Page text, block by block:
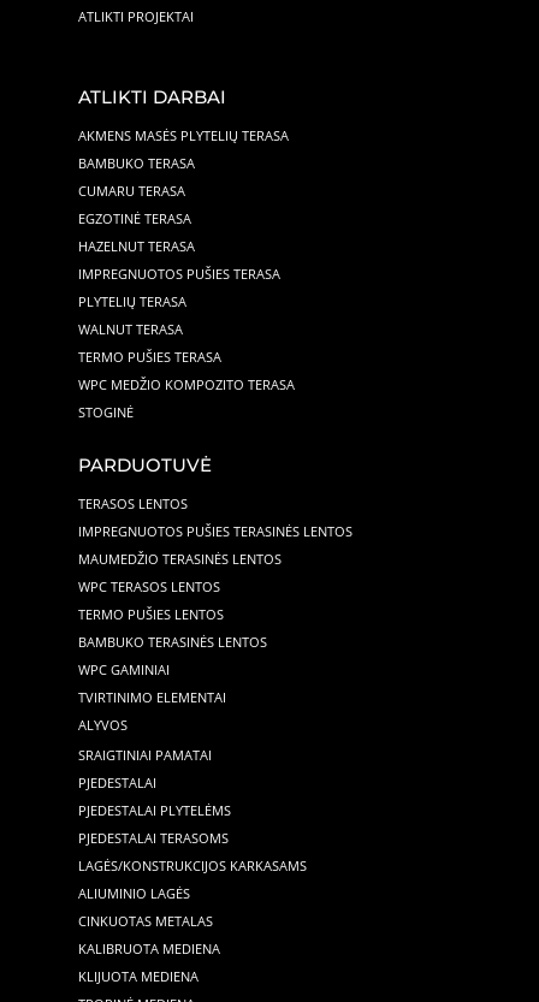
ATLIKTI PROJEKTAI
ATLIKTI DARBAI
AKMENS MASĖS PLYTELIŲ TERASA
BAMBUKO TERASA
CUMARU TERASA
EGZOTINĖ TERASA
HAZELNUT TERASA
IMPREGNUOTOS PUŠIES TERASA
PLYTELIŲ TERASA
WALNUT TERASA
TERMO PUŠIES TERASA
WPC MEDŽIO KOMPOZITO TERASA
STOGINĖ
PARDUOTUVĖ
TERASOS LENTOS
IMPREGNUOTOS PUŠIES TERASINĖS LENTOS
MAUMEDŽIO TERASINĖS LENTOS
WPC TERASOS LENTOS
TERMO PUŠIES LENTOS
BAMBUKO TERASINĖS LENTOS
WPC GAMINIAI
TVIRTINIMO ELEMENTAI
ALYVOS
SRAIGTINIAI PAMATAI
PJEDESTALAI
PJEDESTALAI PLYTELĖMS
PJEDESTALAI TERASOMS
LAGĖS/KONSTRUKCIJOS KARKASAMS
ALIUMINIO LAGĖS
CINKUOTAS METALAS
KALIBRUOTA MEDIENA
KLIJUOTA MEDIENA